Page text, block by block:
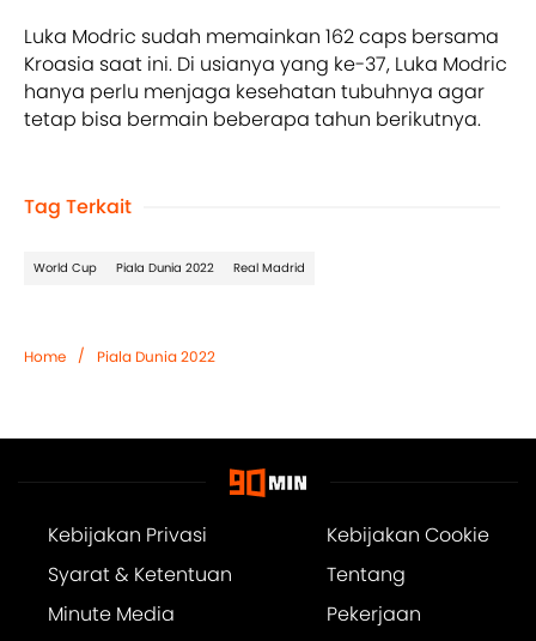
Luka Modric sudah memainkan 162 caps bersama
Kroasia saat ini. Di usianya yang ke-37, Luka Modric
hanya perlu menjaga kesehatan tubuhnya agar
tetap bisa bermain beberapa tahun berikutnya.
Tag Terkait
World Cup Piala Dunia 2022 Real Madrid
Home / Piala Dunia 2022
Kebijakan Privasi
Kebijakan Cookie
Syarat & Ketentuan
Tentang
Minute Media
Pekerjaan